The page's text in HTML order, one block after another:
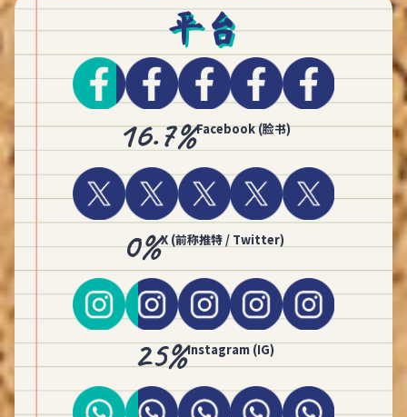
平台
16.7%Facebook (脸书)
0%X (前称推特 / Twitter)
25%Instagram (IG)